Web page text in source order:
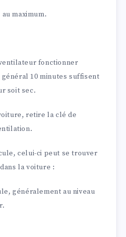
maximum.
fonctionner
10 minutes suffisent
soit sec.
retire la clé de
celui-ci peut se trouver
la voiture :
généralement au niveau